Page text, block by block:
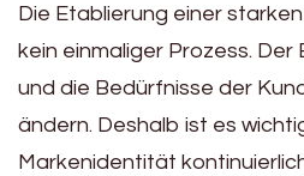
Die Etablierung einer
kein einmaliger Prozess.
und die Bedürfnisse der
ändern. Deshalb ist es
Markenidentität